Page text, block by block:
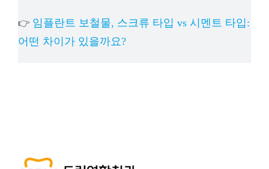
👉 임플란트 보철물, 스크류 타입 vs 시멘트 타입:
어떤 차이가 있을까요?